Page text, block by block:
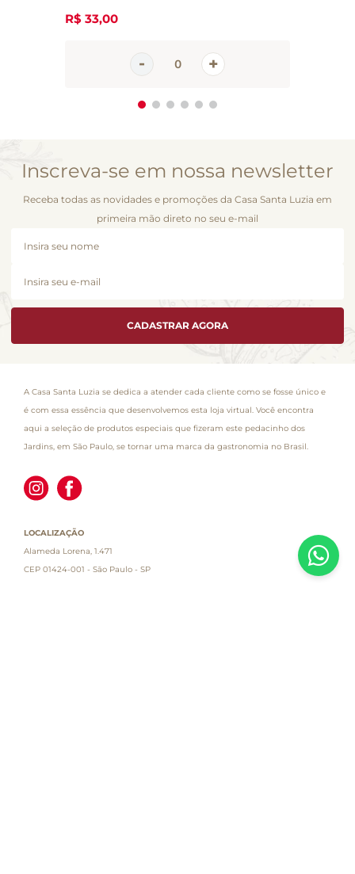
R$ 33,00
Inscreva-se em nossa newsletter
Receba todas as novidades e promoções da Casa Santa Luzia em
primeira mão direto no seu e-mail
CADASTRAR AGORA
A Casa Santa Luzia se dedica a atender cada cliente como se fosse único e
é com essa essência que desenvolvemos esta loja virtual. Você encontra
aqui a seleção de produtos especiais que fizeram este pedacinho dos
Jardins, em São Paulo, se tornar uma marca da gastronomia no Brasil.
LOCALIZAÇÃO
Alameda Lorena, 1.471
CEP 01424-001 - São Paulo - SP